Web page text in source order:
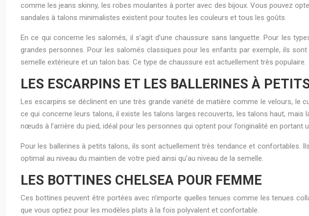
comme les jeans skinny, les robes moulantes à porter avec des bijoux. Vous pouvez
sandales à talons minimalistes existent pour toutes les couleurs et tous les goûts.
En ce qui concerne les salomés, il s’agit d’une chaussure sans languette. Pour les
grandes personnes. Pour les salomés classiques pour les enfants par exemple, ils
semelle extérieure et un talon bas. Ce type de chaussure est actuellement très populaire.
LES ESCARPINS ET LES BALLERINES À
Les escarpins se déclinent en une très grande variété de matière comme le velours, le
ce qui concerne leurs talons, il existe les talons larges recouverts, les talons haut,
nœuds à l’arrière du pied, idéal pour les personnes qui optent pour l’originalité en portant
Pour les ballerines à petits talons, ils sont actuellement très tendance et confortables.
optimal au niveau du maintien de votre pied ainsi qu’au niveau de la semelle.
LES BOTTINES CHELSEA POUR FEMME
Ces bottines peuvent être portées avec n’importe quelles tenues comme les tenues
que vous optiez pour les modèles plats à la fois polyvalent et confortable.